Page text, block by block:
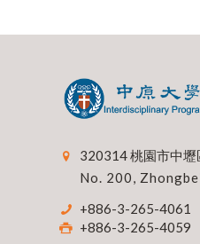
320314 桃園市中
No. 200,
+886-3-265-4061
+886-3-265-4059